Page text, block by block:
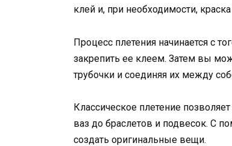
клей и, при необходимости,
Процесс плетения начинается с
закрепить ее клеем. Затем вы
трубочки и соединяя их между
Классическое плетение
ваз до браслетов и подвесок. С
создать оригинальные вещи.